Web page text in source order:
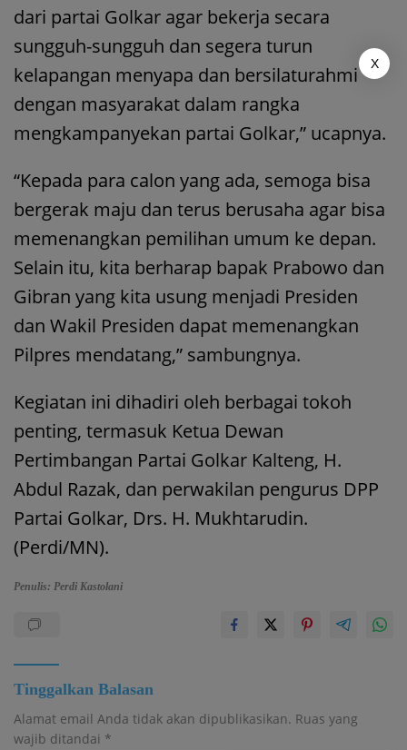
dari partai Golkar agar bekerja secara
sungguh-sungguh dan segera turun
kelapangan menyapa dan bersilaturahmi
dengan masyarakat dalam rangka
mengkampanyekan partai Golkar,” ucapnya.
“Kepada para calon yang ada, semoga bisa
bergerak maju dan terus berusaha agar bisa
memenangkan pemilihan umum ke depan.
Selain itu, kita berharap bapak Prabowo dan
Gibran yang kita usung menjadi Presiden
dan Wakil Presiden dapat memenangkan
Pilpres mendatang,” sambungnya.
Kegiatan ini dihadiri oleh berbagai tokoh
penting, termasuk Ketua Dewan
Pertimbangan Partai Golkar Kalteng, H.
Abdul Razak, dan perwakilan pengurus DPP
Partai Golkar, Drs. H. Mukhtarudin.
(Perdi/MN).
Penulis: Perdi Kastolani
Tinggalkan Balasan
Alamat email Anda tidak akan dipublikasikan. Ruas yang
wajib ditandai *
X